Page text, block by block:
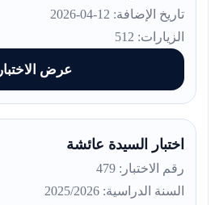
تاريخ الإضافة: 12-04-2026
الزيارات: 512
عرض الاختبار
اختبار السيدة عائشة
رقم الاختبار: 479
السنة الدراسية: 2025/2026